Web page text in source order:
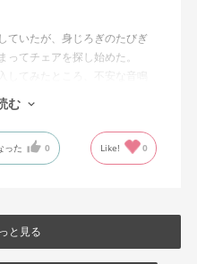
ていたが、身じろぎのたびぎ
てチェアを探し始めた。
してみたところ、不安な音鳴
時はカッチョンと音がする。
ないように立ち上がると水平
デスクで使用しているためお
が嬉しい。
む
った 0 Like! 0
と見る